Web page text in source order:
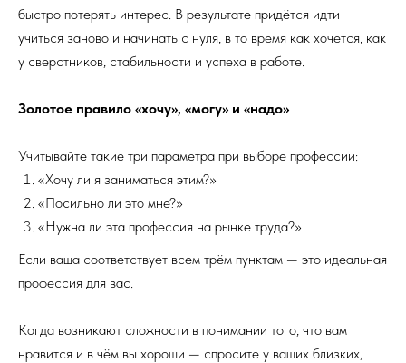
быстро потерять интерес. В результате придётся идти
учиться заново и начинать с нуля, в то время как хочется, как
у сверстников, стабильности и успеха в работе.
Золотое правило «хочу», «могу» и «надо»
Учитывайте такие три параметра при выборе профессии:
«Хочу ли я заниматься этим?»
«Посильно ли это мне?»
«Нужна ли эта профессия на рынке труда?»
Если ваша соответствует всем трём пунктам — это идеальная
профессия для вас.
Когда возникают сложности в понимании того, что вам
нравится и в чём вы хороши — спросите у ваших близких,